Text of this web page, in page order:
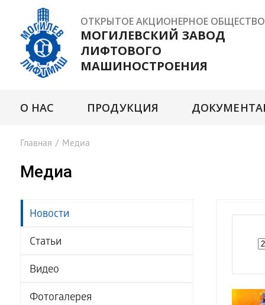
ОТКРЫТОЕ АКЦИОНЕРНОЕ ОБЩЕСТВО
МОГИЛЕВСКИЙ ЗАВОД
ЛИФТОВОГО
МАШИНОСТРОЕНИЯ
О НАС ПРОДУКЦИЯ
Главная / Медиа
Медиа
Новости
Статьи
Видео
Фотогалерея